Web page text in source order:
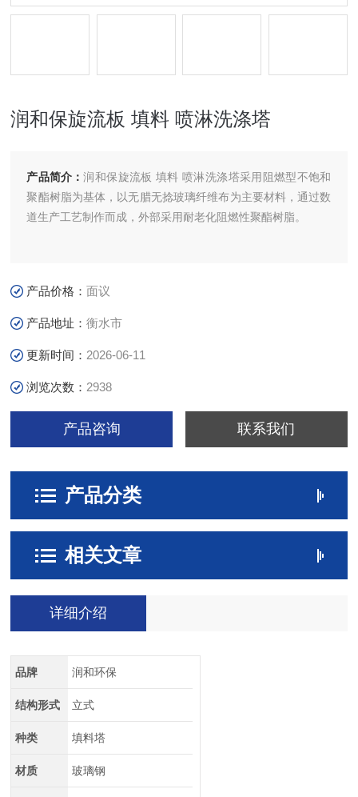
润和保旋流板 填料 喷淋洗涤塔
产品简介：润和保旋流板 填料 喷淋洗涤塔采用阻燃型不饱和
聚酯树脂为基体，以无腊无捻玻璃纤维布为主要材料，通过数
道生产工艺制作而成，外部采用耐老化阻燃性聚酯树脂。
产品价格：面议
产品地址：衡水市
更新时间： 2026-06-11
浏览次数： 2938
产品咨询 联系我们
产品分类
相关文章
详细介绍
品牌 润和环保
结构形式 立式
种类 填料塔
材质 玻璃钢